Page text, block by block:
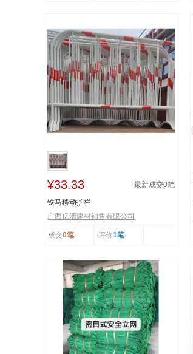
¥33.33 最新成交0笔
铁马移动护栏
广西亿清建材销售有限公司
成交0笔 评价1笔